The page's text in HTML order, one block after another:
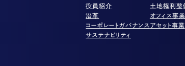
役員紹介
沿革
コーポレートガバナンス
サステナビリティ
土地権利整
オフィス事業
アセット事業